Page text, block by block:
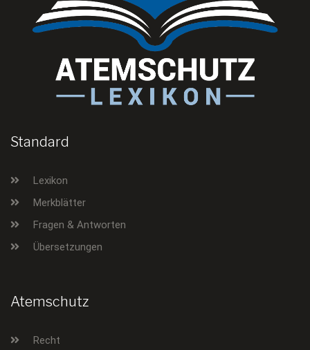
Standard
Lexikon
Merkblätter
Fragen & Antworten
Übersetzungen
Atemschutz
Recht